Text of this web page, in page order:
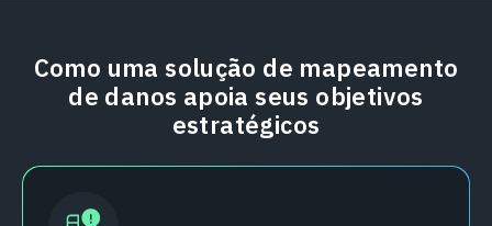
Como uma solução de mapeamento
de danos apoia seus objetivos
estratégicos